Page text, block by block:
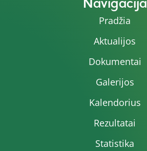
Pradžia
Aktualijos
Dokumentai
Galerijos
Kalendorius
Rezultatai
Statistika